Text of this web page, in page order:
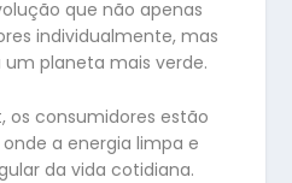
que não apenas
individualmente, mas
planeta mais verde.
os consumidores estão
a energia limpa e
da vida cotidiana.